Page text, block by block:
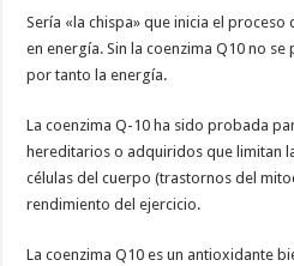
Sería «la chispa» que inicia el
en energía. Sin la coenzima Q10 no
por tanto la energía.
La coenzima Q-10 ha sido probada
hereditarios o adquiridos que limitan
células del cuerpo (trastornos del
rendimiento del ejercicio.
La coenzima Q10 es un antioxidante